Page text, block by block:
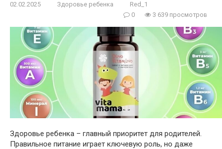
02.02.2025 Здоровье ребенка
Red_1
0
3 639 просмотров
Здоровье ребенка – главный приоритет для родителей.
Правильное питание играет ключевую роль, но даже